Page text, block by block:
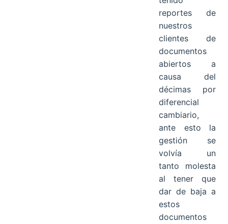
reportes de
nuestros
clientes de
documentos
abiertos a
causa del
décimas por
diferencial
cambiario,
ante esto la
gestión se
volvía un
tanto molesta
al tener que
dar de baja a
estos
documentos